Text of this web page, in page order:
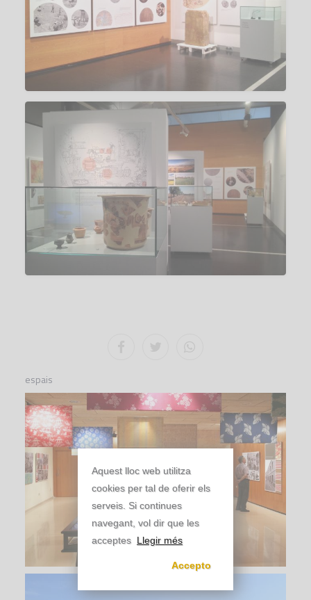
espais
Aquest lloc web utilitza
cookies per tal de oferir els
serveis. Si continues
navegant, vol dir que les
acceptes Llegir més
Accepto